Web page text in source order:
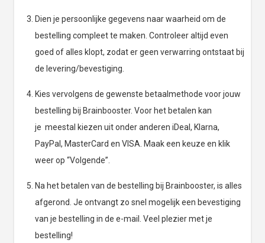
Dien je persoonlijke gegevens naar waarheid om de
bestelling compleet te maken. Controleer altijd even
goed of alles klopt, zodat er geen verwarring ontstaat bij
de levering/bevestiging.
Kies vervolgens de gewenste betaalmethode voor jouw
bestelling bij Brainbooster. Voor het betalen kan
je meestal kiezen uit onder anderen iDeal, Klarna,
PayPal, MasterCard en VISA. Maak een keuze en klik
weer op “Volgende”.
Na het betalen van de bestelling bij Brainbooster, is alles
afgerond. Je ontvangt zo snel mogelijk een bevestiging
van je bestelling in de e-mail. Veel plezier met je
bestelling!